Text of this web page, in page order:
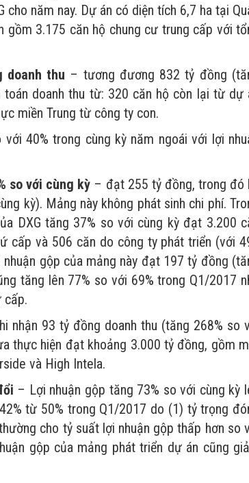
năm nay. Dự án có diện tích 6,7 ha tại
gồm 3.175 căn hộ chung cư trung cấp với
doanh thu – tương đương 832 tỷ đồng
toán doanh thu từ: 320 căn hộ còn lại từ dự
miền Trung từ công ty con.
40% trong cùng kỳ năm ngoái với lợi
so với cùng kỳ – đạt 255 tỷ đồng, trong đó
kỳ). Mảng này không phát sinh chi phí.
DXG tăng 37% so với cùng kỳ đạt 3.200
cấp và 506 căn do công ty phát triển (với
gộp của mảng này đạt 197 tỷ đồng
tăng lên 77% so với 69% trong Q1/2017
cấp.
nhận 93 tỷ đồng doanh thu (tăng 268% so
thực hiện đạt khoảng 3.000 tỷ đồng, gồm
và High Intela.
– Lợi nhuận gộp tăng 73% so với cùng kỳ
từ 50% trong Q1/2017 do (1) tỷ trọng
cho tỷ suất lợi nhuận gộp thấp hơn so
gộp của mảng phát triển dự án cũng